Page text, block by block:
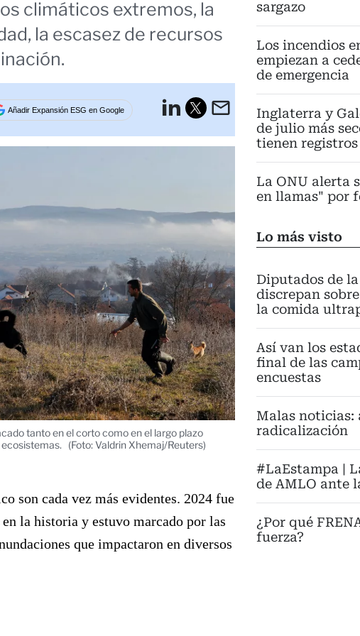
sargazo
Los incendios
empiezan a
de emergencia
Inglaterra y
de julio más
tienen registros
La ONU alerta
en llamas" por
Lo más visto
Diputados de
discrepan
la comida
Así van los
final de las
encuestas
Malas noticias:
radicalización
#LaEstampa |
de AMLO ante
¿Por qué
fuerza?
climáticos extremos, la
la escasez de recursos
Añadir Expansión ESG en Google
LinkedInEmail
tanto en el corto como en el largo plazo
(Foto: Valdrin Xhemaj/Reuters)
son cada vez más evidentes. 2024 fue
la historia y estuvo marcado por las
que impactaron en diversos